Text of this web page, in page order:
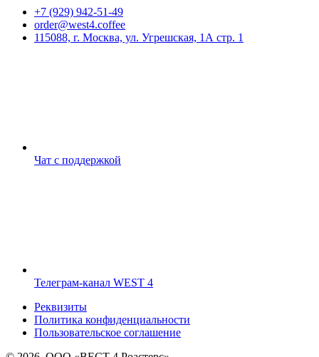
+7 (929) 942-51-49
order@west4.coffee
115088, г. Москва, ул. Угрешская, 1А стр. 1
Чат с поддержкой
Телеграм-канал WEST 4
Реквизиты
Политика конфиденциальности
Пользовательское соглашение